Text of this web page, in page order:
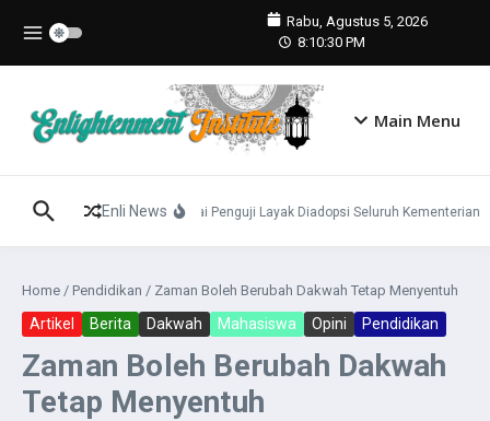
Rabu, Agustus 5, 2026
8:10:31 PM
Main Menu
Enli News
Konsep Panca Cinta Dinilai Penguji Layak Diadopsi Seluruh Kementerian
Home / Pendidikan / Zaman Boleh Berubah Dakwah Tetap Menyentuh
Artikel Berita Dakwah Mahasiswa Opini Pendidikan
Zaman Boleh Berubah Dakwah
Tetap Menyentuh